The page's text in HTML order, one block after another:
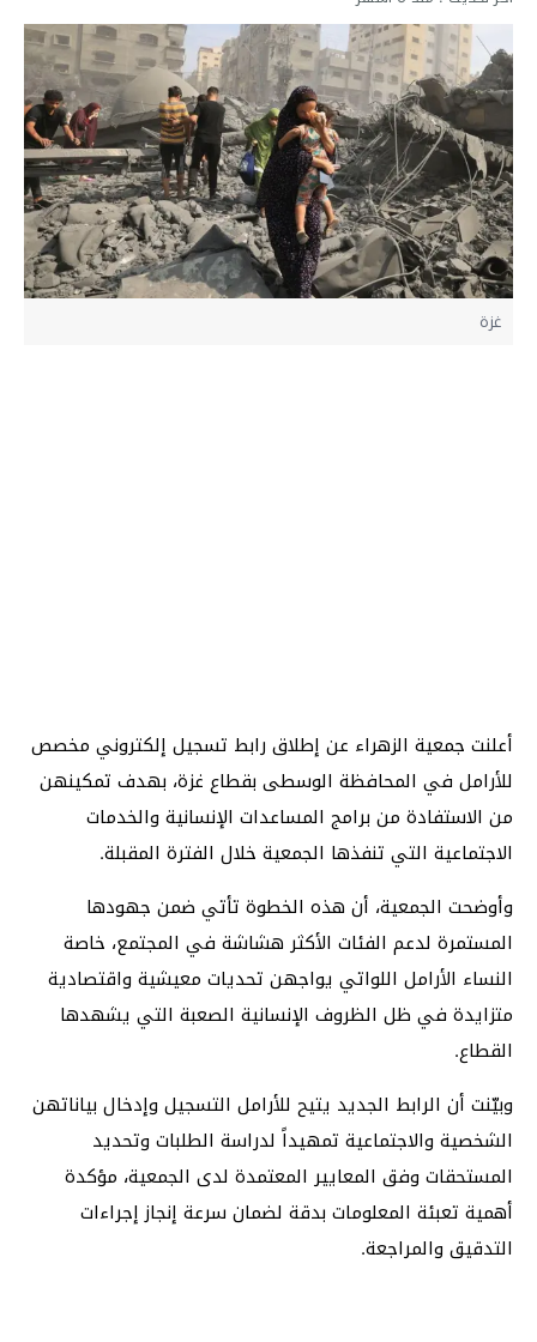
غزة
أعلنت جمعية الزهراء عن إطلاق رابط تسجيل إلكتروني مخصص
للأرامل في المحافظة الوسطى بقطاع غزة، بهدف تمكينهن
من الاستفادة من برامج المساعدات الإنسانية والخدمات
الاجتماعية التي تنفذها الجمعية خلال الفترة المقبلة.
وأوضحت الجمعية، أن هذه الخطوة تأتي ضمن جهودها
المستمرة لدعم الفئات الأكثر هشاشة في المجتمع، خاصة
النساء الأرامل اللواتي يواجهن تحديات معيشية واقتصادية
متزايدة في ظل الظروف الإنسانية الصعبة التي يشهدها
القطاع.
وبيّنت أن الرابط الجديد يتيح للأرامل التسجيل وإدخال بياناتهن
الشخصية والاجتماعية تمهيداً لدراسة الطلبات وتحديد
المستحقات وفق المعايير المعتمدة لدى الجمعية، مؤكدة
أهمية تعبئة المعلومات بدقة لضمان سرعة إنجاز إجراءات
التدقيق والمراجعة.